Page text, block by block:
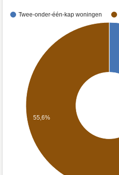
Twee-onder-één-kap woningen
55,6%